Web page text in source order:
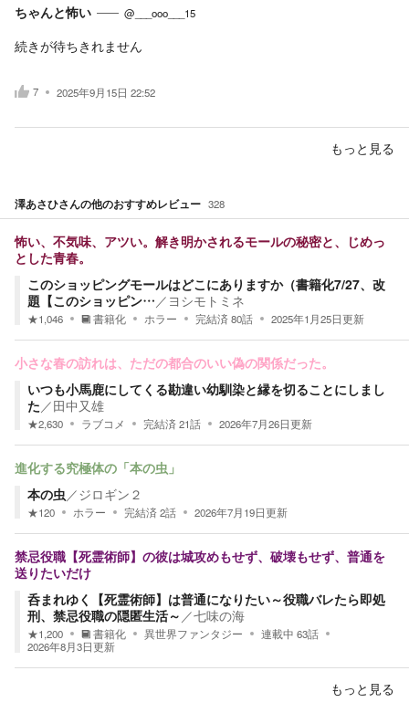
ちゃんと怖い
@___ooo___15
続きが待ちきれません
7 2025年9月15日 22:52
もっと見る
澤あさひさんの他のおすすめレビュー 328
怖い、不気味、アツい。解き明かされるモールの秘密と、じめっ
とした青春。
このショッピングモールはどこにありますか（書籍化7/27、改
題【このショッピン… ／ ヨシモトミネ
★1,046 書籍化 ホラー 完結済 80話 2025年1月25日更新
小さな春の訪れは、ただの都合のいい偽の関係だった。
いつも小馬鹿にしてくる勘違い幼馴染と縁を切ることにしまし
た ／田中又雄
★2,630 ラブコメ 完結済21話 2026年7月26日更新
進化する究極体の「本の虫」
本の虫 ／ジロギン２
★120 ホラー 完結済2話 2026年7月19日更新
禁忌役職【死霊術師】の彼は城攻めもせず、破壊もせず、普通を
送りたいだけ
呑まれゆく【死霊術師】は普通になりたい～役職バレたら即処
刑、禁忌役職の隠匿生活～ ／七味の海
★1,200 書籍化 異世界ファンタジー 連載中 63話
2026年8月3日更新
もっと見る